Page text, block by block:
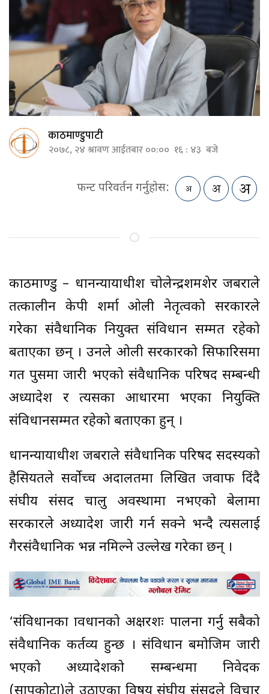
काठमाण्डुपाटी
२०७८, २४ श्रावण आईतबार ००:०० १६ : ४३ बजे
फन्ट परिवर्तन गर्नुहोस:
काठमाण्डु – प्रधानन्यायाधीश चोलेन्द्रशमशेर जबराले
तत्कालीन केपी शर्मा ओली नेतृत्वको सरकारले
गरेका संवैधानिक नियुक्त संविधान सम्मत रहेको
बताएका छन् । उनले अ‍ोली सरकारको सिफारिसमा
गत पुसमा जारी भएको संवैधानिक परिषद सम्बन्धी
अध्यादेश र त्यसका आधारमा भएका नियुक्ति
संविधानसम्मत रहेको बताएका हुन् ।
प्रधानन्यायाधीश जबराले संवैधानिक परिषद सदस्यको
हैसियतले सर्वोच्च अदालतमा लिखित जवाफ दिंदै
संघीय संसद चालु अवस्थामा नभएको बेलामा
सरकारले अध्यादेश जारी गर्न सक्ने भन्दै त्यसलाई
गैरसंवैधानिक भन्न नमिल्ने उल्लेख गरेका छन् ।
‘संविधानका प्रावधानको अक्षरशः पालना गर्नु सबैको
संवैधानिक कर्तव्य हुन्छ । संविधान बमोजिम जारी
भएको अध्यादेशको सम्बन्धमा निवेदक